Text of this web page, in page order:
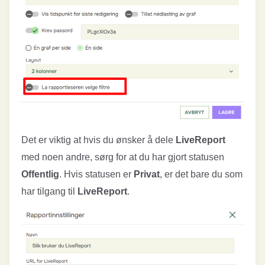
Det er viktig at hvis du ønsker å dele LiveReport
med noen andre, sørg for at du har gjort statusen
Offentlig. Hvis statusen er Privat, er det bare du som
har tilgang til
LiveReport.